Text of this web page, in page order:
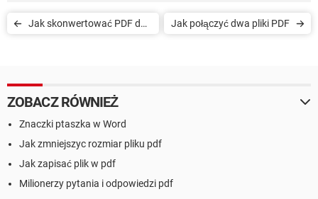
Jak skonwertować PDF do
Jak połączyć dwa pliki PDF
ZOBACZ RÓWNIEŻ
Znaczki ptaszka w Word
Jak zmniejszyc rozmiar pliku pdf
Jak zapisać plik w pdf
Milionerzy pytania i odpowiedzi pdf